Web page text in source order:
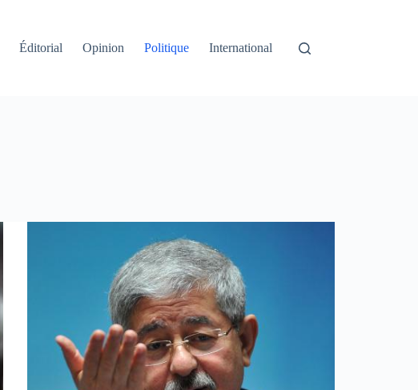
Éditorial Opinion Politique International